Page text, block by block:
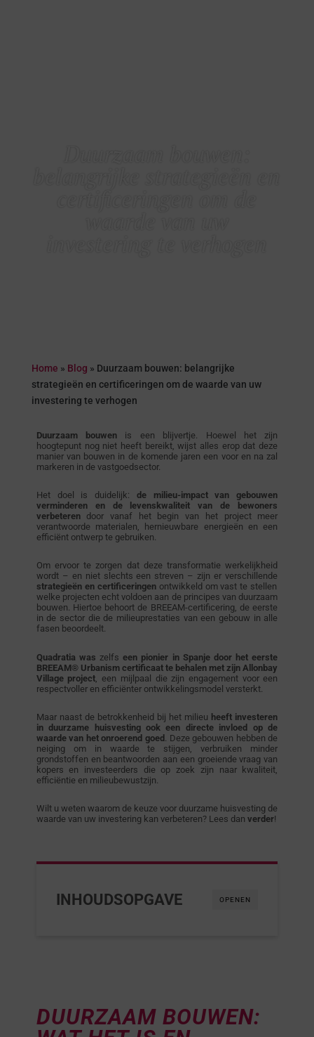
Home » Blog » Duurzaam bouwen: belangrijke
strategieën en certificeringen om de waarde van uw
investering te verhogen
Duurzaam bouwen is een blijvertje. Hoewel het zijn
hoogtepunt nog niet heeft bereikt, wijst alles erop dat deze
manier van bouwen in de komende jaren een voor en na zal
markeren in de vastgoedsector.
Het doel is duidelijk: de milieu-impact van gebouwen
verminderen en de levenskwaliteit van de bewoners
verbeterendoor vanaf het begin van het project meer
verantwoorde materialen, hernieuwbare energieën en een
efficiënt ontwerp te gebruiken.
Om ervoor te zorgen dat deze transformatie werkelijkheid
wordt – en niet slechts een streven – zijn er verschillende
strategieën en certificeringen ontwikkeld om vast te stellen
welke projecten echt voldoen aan de principes van duurzaam
bouwen. Hiertoe behoort de BREEAM-certificering, de eerste
in de sector die de milieuprestaties van een gebouw in alle
fasen beoordeelt.
Quadratia was zelfseen pionier in Spanje door het eerste
BREEAM® Urbanism certificaat te behalen met zijn Allonbay
Village project , een mijlpaal die zijn engagement voor een
respectvoller en efficiënter ontwikkelingsmodel versterkt.
Maar naast de betrokkenheid bij het milieu heeft investeren
in duurzame huisvesting ook een directe invloed op de
waarde van het onroerend goed
. Deze gebouwen hebben de
neiging om in waarde te stijgen, verbruiken minder
grondstoffen en beantwoorden aan een groeiende vraag van
kopers en investeerders die op zoek zijn naar kwaliteit,
efficiëntie en milieubewustzijn.
Wilt u weten waarom de keuze voor duurzame huisvesting de
waarde van uw investering kan verbeteren? Lees dan verder!
OPENEN
INHOUDSOPGAVE
DUURZAAM BOUWEN: